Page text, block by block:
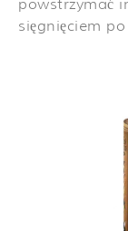
powstrzymać
sięgnięciem